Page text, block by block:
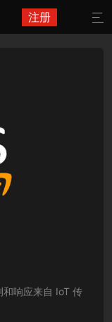
注册 
和响应来自 IoT 传